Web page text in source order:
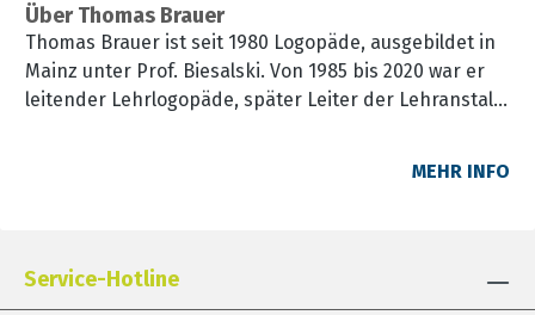
Über Thomas Brauer
Thomas Brauer ist seit 1980 Logopäde, ausgebildet in
Mainz unter Prof. Biesalski. Von 1985 bis 2020 war er
leitender Lehrlogopäde, später Leiter der Lehranstalt
Hochschule Mainz, unterrichtet. Seit 2007 ist er
Zeitschrift „Sprache-Stimme-Gehör" des Thieme-
MEHR INFO
Service-Hotline